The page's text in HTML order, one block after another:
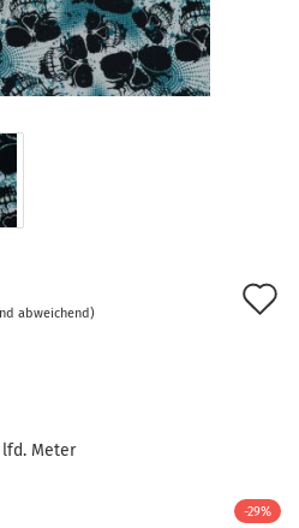
abweichend)
lfd. Meter
-29%